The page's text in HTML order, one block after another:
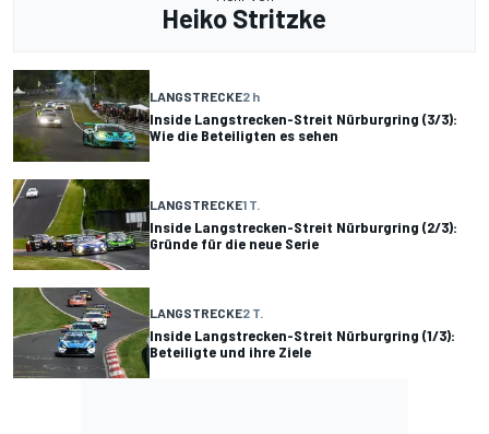
Heiko Stritzke
LANGSTRECKE2 h
Inside Langstrecken-Streit Nürburgring (3/3):
Wie die Beteiligten es sehen
LANGSTRECKE1 T.
Inside Langstrecken-Streit Nürburgring (2/3):
Gründe für die neue Serie
LANGSTRECKE2 T.
Inside Langstrecken-Streit Nürburgring (1/3):
Beteiligte und ihre Ziele